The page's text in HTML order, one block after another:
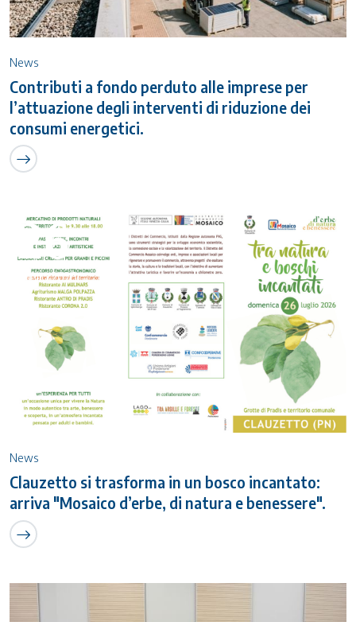
News
Contributi a fondo perduto alle imprese per
l’attuazione degli interventi di riduzione dei
consumi energetici.
26
Luglio 2026
News
Clauzetto si trasforma in un bosco incantato:
arriva "Mosaico d’erbe, di natura e benessere".